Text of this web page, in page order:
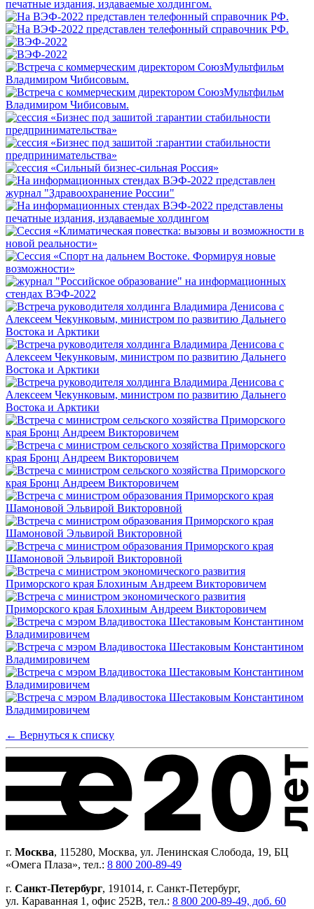
← Вернуться к списку
г. Москва, 115280, Москва, ул. Ленинская Слобода, 19, БЦ
«Омега Плаза», тел.: 8 800 200-89-49
г. Санкт-Петербург, 191014, г. Санкт-Петербург,
ул. Караванная 1, офис 252В, тел.: 8 800 200-89-49, доб. 60